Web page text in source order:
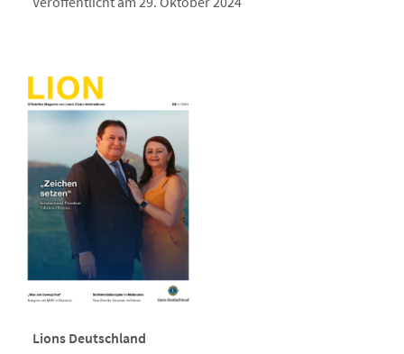
Lions Deutschland